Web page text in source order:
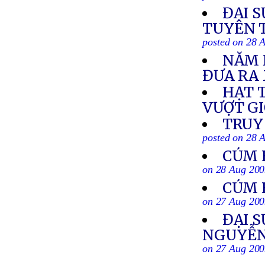
ĐẠI
TUYÊN
posted on 28
NĂM
ĐƯA RA
HẠT
VƯỢT
posted on 28
CÚM
on 28 Aug
CÚM
on 27 Aug
ĐẠI